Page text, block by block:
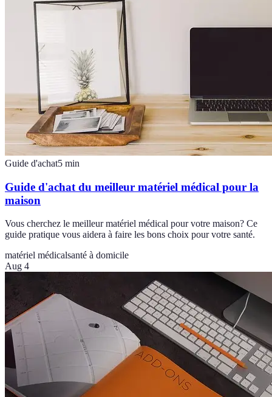
Guide d'achat5 min
Guide d'achat du meilleur matériel médical pour la
maison
Vous cherchez le meilleur matériel médical pour votre maison? Ce
guide pratique vous aidera à faire les bons choix pour votre santé.
matériel médicalsanté à domicile
Aug 4